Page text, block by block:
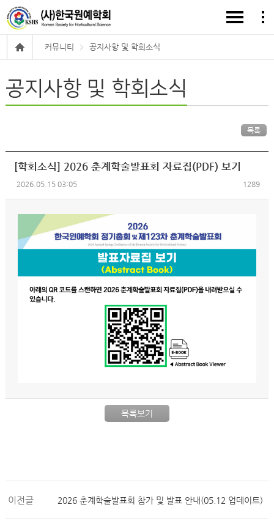
커뮤니티 공지사항 및 학회소식
공지사항 및 학회소식
목록
[학회소식] 2026 춘계학술발표회 자료집(PDF) 보기
2026.05.15 03:05 1289
목록보기
이전글 2026 춘계학술발표회 참가 및 발표 안내(05.12 업데이트)